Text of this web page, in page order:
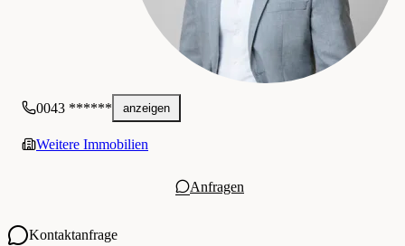
0043 ****** anzeigen
Weitere Immobilien
Anfragen
Kontaktanfrage